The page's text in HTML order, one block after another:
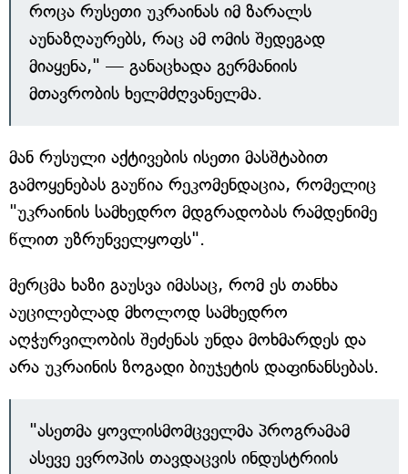
როცა რუსეთი უკრაინას იმ ზარალს
აუნაზღაურებს, რაც ამ ომის შედეგად
მიაყენა," — განაცხადა გერმანიის
მთავრობის ხელმძღვანელმა.
მან რუსული აქტივების ისეთი მასშტაბით
გამოყენებას გაუწია რეკომენდაცია, რომელიც
"უკრაინის სამხედრო მდგრადობას რამდენიმე
წლით უზრუნველყოფს".
მერცმა ხაზი გაუსვა იმასაც, რომ ეს თანხა
აუცილებლად მხოლოდ სამხედრო
აღჭურვილობის შეძენას უნდა მოხმარდეს და
არა უკრაინის ზოგადი ბიუჯეტის დაფინანსებას.
"ასეთმა ყოვლისმომცველმა პროგრამამ
ასევე ევროპის თავდაცვის ინდუსტრიის